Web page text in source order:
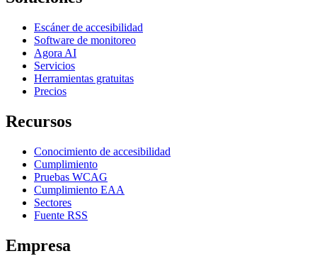
Escáner de accesibilidad
Software de monitoreo
Agora AI
Servicios
Herramientas gratuitas
Precios
Recursos
Conocimiento de accesibilidad
Cumplimiento
Pruebas WCAG
Cumplimiento EAA
Sectores
Fuente RSS
Empresa